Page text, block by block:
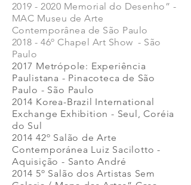
2019 - 2020 Memorial do Desenho” -
MAC Museu de Arte
Contemporânea de São Paulo
2018 - 46º Chapel Art Show - São
Paulo
2017 Metrópole: Experiência
Paulistana - Pinacoteca de São
Paulo - São Paulo
2014 Korea-Brazil International
Exchange Exhibition - Seul, Coréia
do Sul
2014 42º Salão de Arte
Contemporánea Luiz Sacilotto -
Aquisição - Santo André
2014 5º Salão dos Artistas Sem